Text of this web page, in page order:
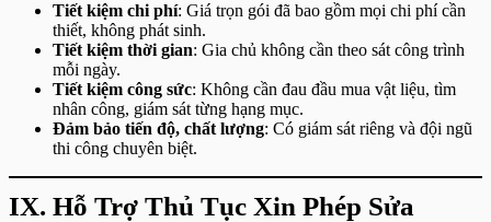
Tiết kiệm chi phí: Giá trọn gói đã bao gồm mọi chi phí cần
thiết, không phát sinh.
Tiết kiệm thời gian: Gia chủ không cần theo sát công trình
mỗi ngày.
Tiết kiệm công sức: Không cần đau đầu mua vật liệu, tìm
nhân công, giám sát từng hạng mục.
Đảm bảo tiến độ, chất lượng: Có giám sát riêng và đội ngũ
thi công chuyên biệt.
IX. Hỗ Trợ Thủ Tục Xin Phép Sửa